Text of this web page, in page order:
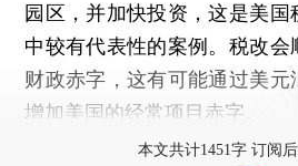
园区，并加快投资，这是美
中较有代表性的案例。税改会
财政赤字，这有可能通过美
增加美国的经常项目赤字。
本文共计1451字 订阅